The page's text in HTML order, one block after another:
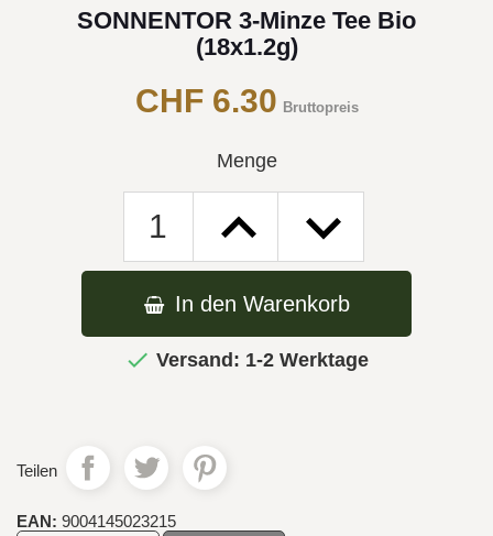
SONNENTOR 3-Minze Tee Bio
(18x1.2g)
CHF 6.30 Bruttopreis
Menge
In den Warenkorb
 Versand: 1-2 Werktage
Teilen
EAN: 9004145023215